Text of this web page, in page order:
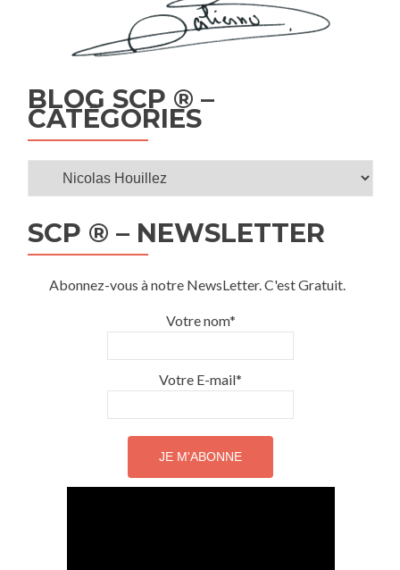
BLOG SCP ® –
CATÉGORIES
–
Catégories
SCP ® – NEWSLETTER
Abonnez-vous à notre NewsLetter. C'est Gratuit.
Votre nom*
Votre E-mail*